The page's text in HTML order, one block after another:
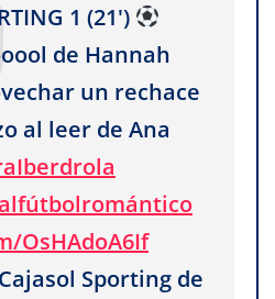
1 (21')
de Hannah
un rechace
al leer de Ana
OsHAdoA6If
Sporting de